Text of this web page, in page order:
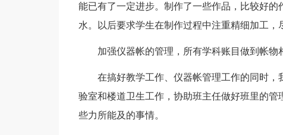
能已有了一定进步。制作了一些作品，比较好
水。以后要求学生在制作过程中注重精细加工，
加强仪器帐的管理，所有学科账目做到帐物
在搞好教学工作、仪器帐管理工作的同时
验室和楼道卫生工作，协助班主任做好班里的
些力所能及的事情。